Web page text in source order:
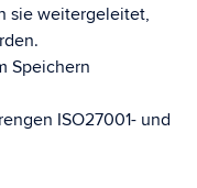
sie weitergeleitet,
Speichern
ISO27001- und